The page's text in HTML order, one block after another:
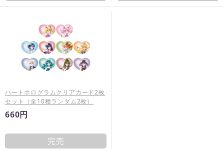
ハートホログラムクリアカード2枚
セット（全10種ランダム2枚）
660円
完売